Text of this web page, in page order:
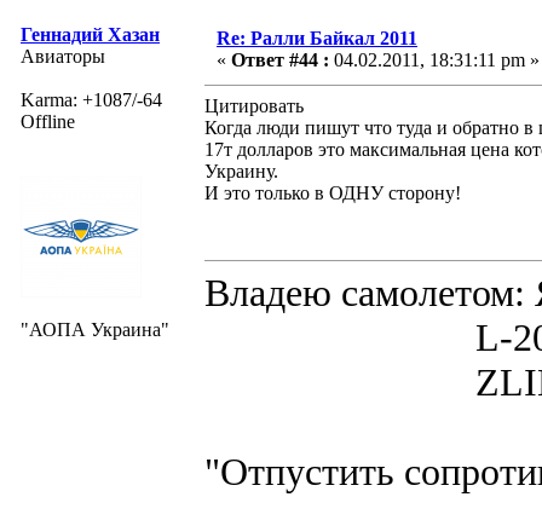
Геннадий Хазан
Авиаторы
Karma: +1087/-64
Offline
"АОПА Украина"
Re: Ралли Байкал 2011
« Ответ #44 : 04.02.2011, 18:31:11 pm »
Цитировать
Когда люди пишут что туда и обратно в
17т долларов это максимальная цена
Украину.
И это только в ОДНУ сторону!
Владею
L-200D
ZLIN 526
"Отпустить